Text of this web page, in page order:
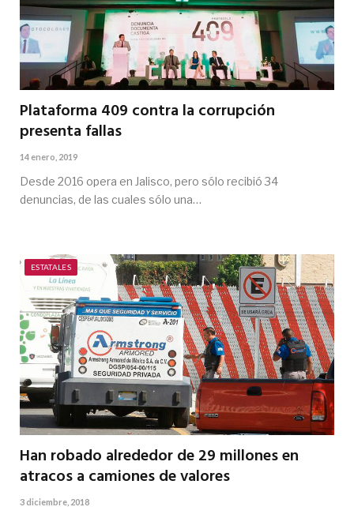
Plataforma 409 contra la corrupción
presenta fallas
14 enero, 2019
Desde 2016 opera en Jalisco, pero sólo recibió 34
denuncias, de las cuales sólo una…
ESTATALES
Han robado alrededor de 29 millones en
atracos a camiones de valores
3 diciembre, 2018